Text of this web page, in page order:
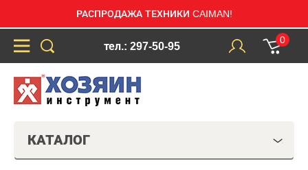
РАСПРОДАЖА ТЕХНИКИ CAIMAN!
тел.: 297-50-95
0
КАТАЛОГ